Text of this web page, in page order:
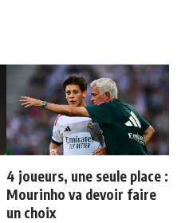
4 joueurs, une seule place :
Mourinho va devoir faire
un choix